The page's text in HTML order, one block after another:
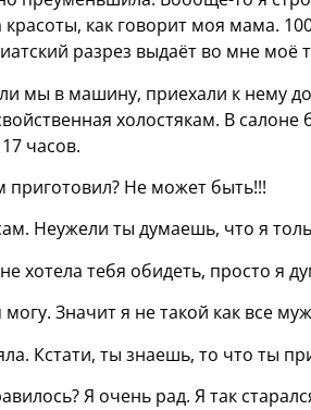
красоты, как говорит моя мама.
разрез выдаёт во мне моё
мы в машину, приехали к нему
холостякам. В
часов.
приготовил? Не может быть!!!
Неужели ты думаешь, что я
хотела тебя обидеть, просто я
могу. Значит я не такой как все
Кстати, ты знаешь, то что ты
Я очень рад. Я так